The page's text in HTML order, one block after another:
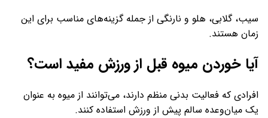
سیب، گلابی، هلو و نارنگی از جمله گزینه‌های مناسب برای این
زمان هستند.
آیا خوردن میوه قبل از ورزش مفید است؟
افرادی که فعالیت بدنی منظم دارند، می‌توانند از میوه به عنوان
یک میان‌وعده سالم پیش از ورزش استفاده کنند.